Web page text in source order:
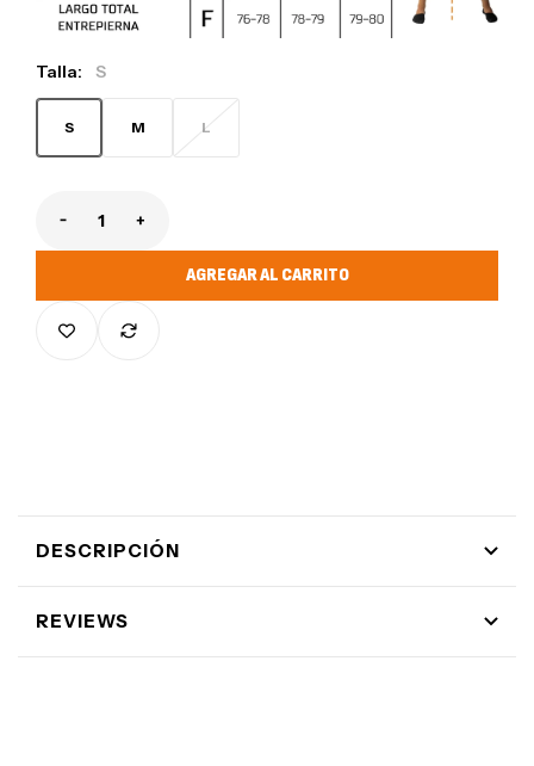
Talla: S
S M L
Reducir cantidad para Tropical Short 🌴
AGREGAR AL CARRITO
DESCRIPCIÓN
REVIEWS